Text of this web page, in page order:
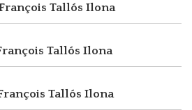
Tallós Ilona
Tallós Ilona
Tallós Ilona